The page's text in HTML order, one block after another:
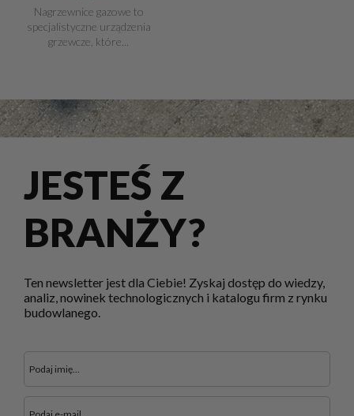
Nagrzewnice gazowe to
specjalistyczne urządzenia
grzewcze, które...
JESTEŚ Z
BRANŻY?
Ten newsletter jest dla Ciebie! Zyskaj dostęp do wiedzy,
analiz, nowinek technologicznych i katalogu firm z rynku
budowlanego.